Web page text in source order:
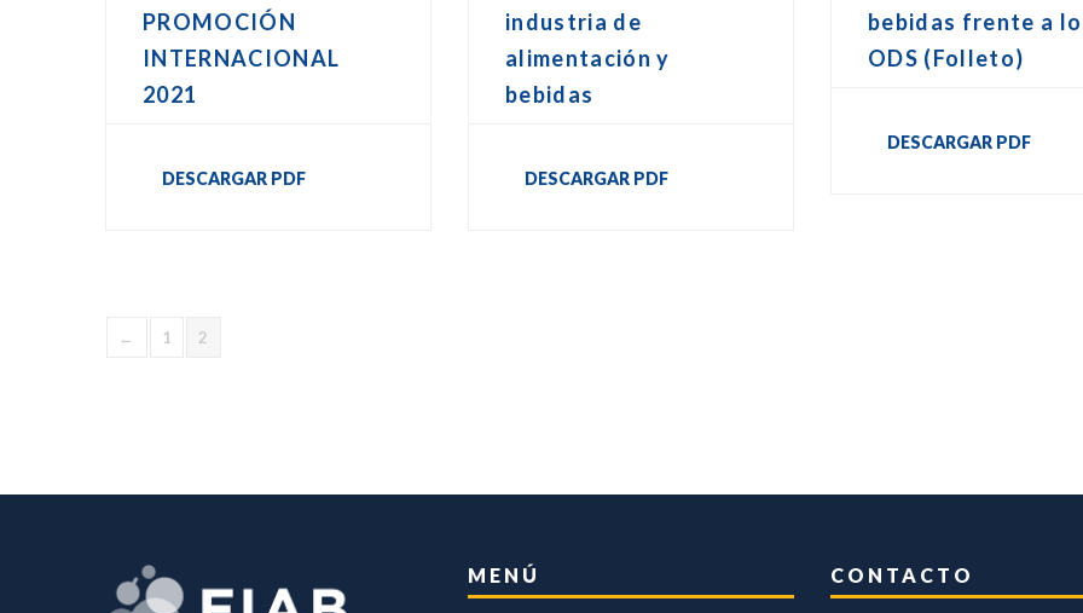
PROMOCIÓN
INTERNACIONAL
2021
DESCARGAR PDF
industria de
alimentación y
bebidas
DESCARGAR PDF
bebidas frente a
ODS (Folleto)
DESCARGAR PDF
← 1 2
MENÚ CONTACTO